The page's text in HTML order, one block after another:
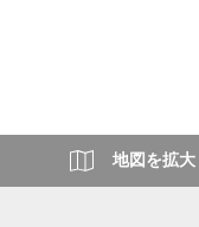
地図を拡大